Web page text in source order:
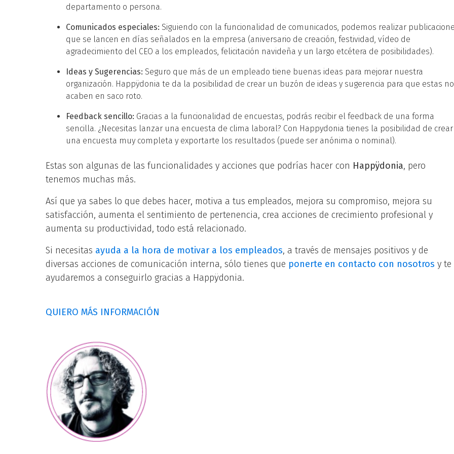
departamento o persona.
Comunicados especiales: Siguiendo con la funcionalidad de comunicados, podemos realizar
que se lancen en días señalados en la empresa (aniversario de creación, festividad, vídeo de
agradecimiento del CEO a los empleados, felicitación navideña y un largo etcétera de posibilidades).
Ideas y Sugerencias: Seguro que más de un empleado tiene buenas ideas para mejorar nuestra
organización. Happÿdonia te da la posibilidad de crear un buzón de ideas y sugerencia para que estas no
acaben en saco roto.
Feedback sencillo: Gracias a la funcionalidad de encuestas, podrás recibir el feedback de una forma
sencilla. ¿Necesitas lanzar una encuesta de clima laboral? Con Happydonia tienes la posibilidad de crear
una encuesta muy completa y exportarte los resultados (puede ser anónima o nominal).
Estas son algunas de las funcionalidades y acciones que podrías hacer con Happÿdonia, pero
tenemos muchas más.
Así que ya sabes lo que debes hacer, motiva a tus empleados, mejora su compromiso, mejora su
satisfacción, aumenta el sentimiento de pertenencia, crea acciones de crecimiento profesional y
aumenta su productividad, todo está relacionado.
Si necesitas ayuda a la hora de motivar a los empleados, a través de mensajes positivos y de
diversas acciones de comunicación interna, sólo tienes que ponerte en contacto con nosotros y te
ayudaremos a conseguirlo gracias a Happÿdonia.
QUIERO MÁS INFORMACIÓN